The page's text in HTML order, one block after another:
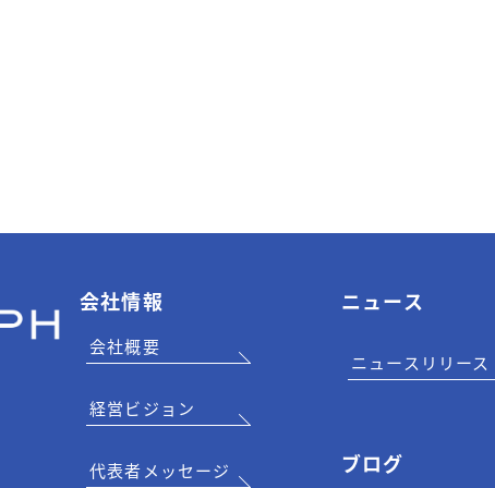
会社情報
会社概要
経営ビジョン
代表者メッセージ
ニュース
ニュースリリース
ブログ